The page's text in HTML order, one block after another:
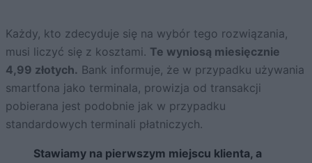
Każdy, kto zdecyduje się na wybór tego rozwiązania,
musi liczyć się z kosztami. Te wyniosą miesięcznie
4,99 złotych. Bank informuje, że w przypadku używania
smartfona jako terminala, prowizja od transakcji
pobierana jest podobnie jak w przypadku
standardowych terminali płatniczych.
Stawiamy na pierwszym miejscu klienta, a